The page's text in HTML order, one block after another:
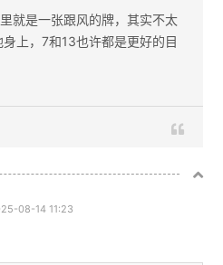
就是一张跟风的牌，其实不太
上，7和13也许都是更好的目
08-14 11:23